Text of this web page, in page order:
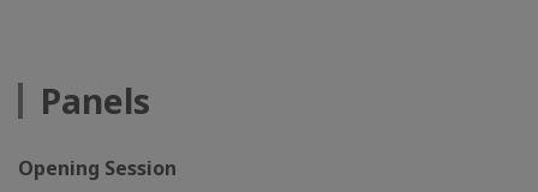
Panels
Opening Session